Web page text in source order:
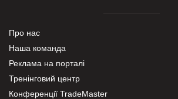
Про нас
Наша команда
Реклама на порталі
Тренінговий центр
Конференції TradeMaster